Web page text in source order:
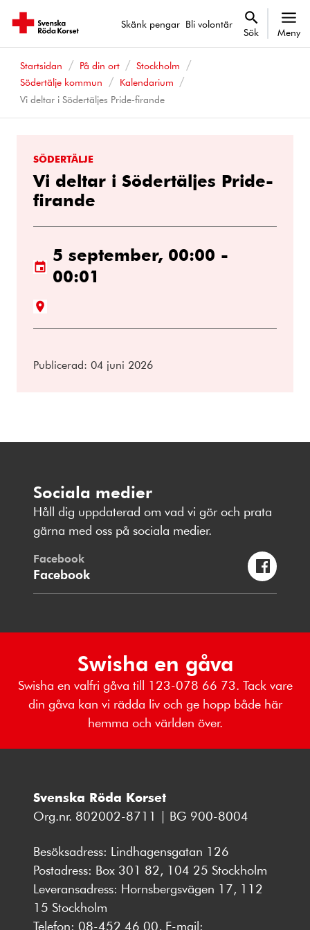
Skänk pengar Bli volontär
Sök Meny
Startsidan På din ort
Stockholm
Södertälje kommun
Kalendarium
Vi deltar i Södertäljes Pride-firande
SÖDERTÄLJE
Vi deltar i Södertäljes Pride-
firande
5 september, 00:00 -
00:01
Publicerad: 04 juni 2026
Sociala medier
Håll dig uppdaterad om vad vi gör och prata
gärna med oss på sociala medier.
Facebook
Facebook
Swisha en gåva
Swisha en valfri gåva till 123-078 66 73. Tack vare
din gåva kan vi rädda liv och ge hopp både här
hemma och världen över.
Svenska Röda Korset
Org.nr. 802002-8711 | BG 900-8004
Besöksadress: Lindhagensgatan 126
Postadress: Box 301 82, 104 25 Stockholm
Leveransadress: Hornsbergsvägen 17, 112
15 Stockholm
Telefon: 08-452 46 00, E-mail: